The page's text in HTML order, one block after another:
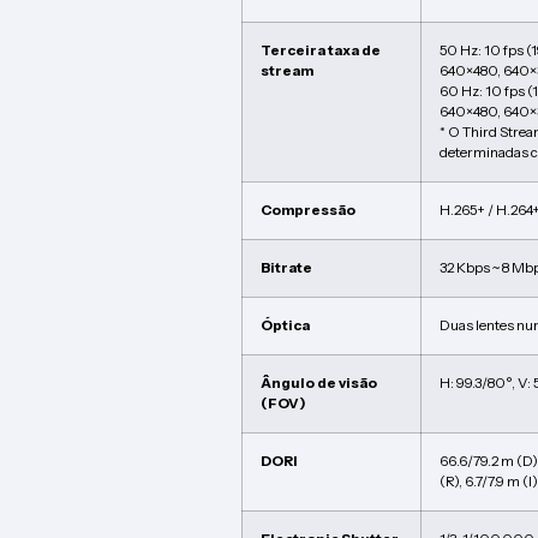
Terceira taxa de
stream
50 Hz: 10 fps
640×480,
60 Hz: 10 fps
640×480,
* O Third
determinadas
Compressão H.265+ /
Bitrate 32 Kbps ~ 8
Óptica Duas lentes
Ângulo de visão
(FOV)
H: 99.3/80°, V:
DORI
66.6/79.2 m
(R), 6.7/7.9 m (I)